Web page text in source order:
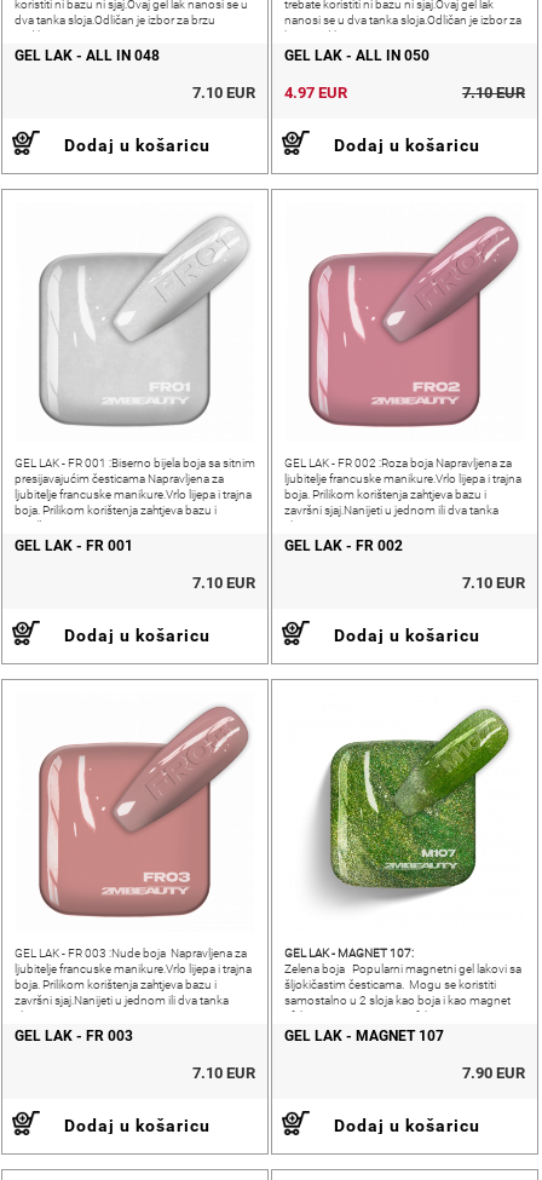
koristiti ni bazu ni sjaj.Ovaj gel lak nanosi se u
dva tanka sloja.Odličan je izbor za brzu
pedikuru.
GEL LAK - ALL IN 048
7.10 EUR
Dodaj u košaricu
trebate koristiti ni bazu ni sjaj.Ovaj gel lak
nanosi se u dva tanka sloja.Odličan je izbor za
brzu pedikuru.
GEL LAK - ALL IN 050
4.97 EUR 7.10 EUR
Dodaj u košaricu
GEL LAK - FR 001 :Biserno bijela boja sa sitnim
presijavajućim česticama Napravljena za
ljubitelje francuske manikure.Vrlo lijepa i trajna
boja. Prilikom korištenja zahtjeva bazu i
završni sjaj.
GEL LAK - FR 001
7.10 EUR
Dodaj u košaricu
GEL LAK - FR 002 :Roza boja Napravljena za
ljubitelje francuske manikure.Vrlo lijepa i trajna
boja. Prilikom korištenja zahtjeva bazu i
završni sjaj.Nanijeti u jednom ili dva tanka
sloja.
GEL LAK - FR 002
7.10 EUR
Dodaj u košaricu
GEL LAK - FR 003 :Nude boja Napravljena za
ljubitelje francuske manikure.Vrlo lijepa i trajna
boja. Prilikom korištenja zahtjeva bazu i
završni sjaj.Nanijeti u jednom ili dva tanka
sloja.
GEL LAK - FR 003
7.10 EUR
Dodaj u košaricu
GEL LAK - MAGNET 107:
Zelena boja Popularni magnetni gel lakovi sa
šljokičastim česticama. Mogu se koristiti
samostalno u 2 sloja kao boja i kao magnet
efekt.CAT EYE i VELVET efekt.
GEL LAK - MAGNET 107
7.90 EUR
Dodaj u košaricu